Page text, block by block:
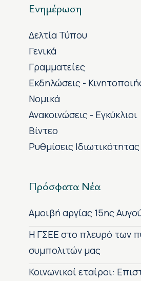
Ενημέρωση
Δελτία Τύπου
Γενικά
Γραμματείες
Εκδηλώσεις -
Νομικά
Ανακοινώσεις - Εγκύκλιοι
Βίντεο
Ρυθμίσεις Ιδιωτικότητας
Πρόσφατα Νέα
Αμοιβή αργίας 15ης
H ΓΣΕΕ στο πλευρό των
συμπολιτών μας
Κοινωνικοί εταίροι: